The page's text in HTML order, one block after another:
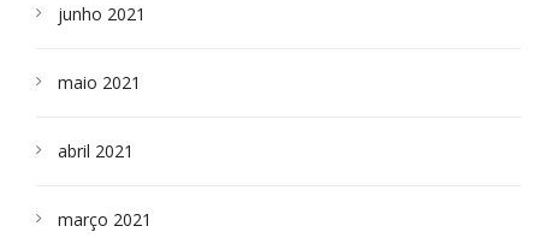
junho 2021
maio 2021
abril 2021
março 2021